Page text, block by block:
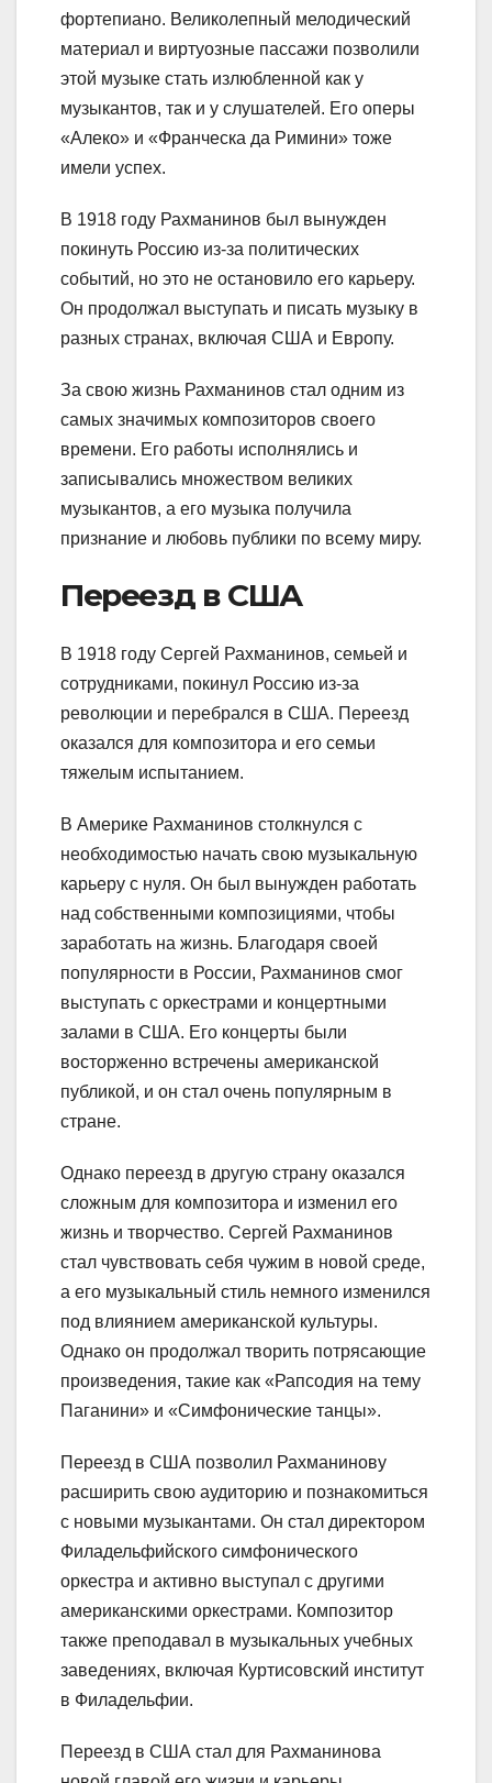
фортепиано. Великолепный мелодический
материал и виртуозные пассажи позволили
этой музыке стать излюбленной как у
музыкантов, так и у слушателей. Его оперы
«Алеко» и «Франческа да Римини» тоже
имели успех.
В 1918 году Рахманинов был вынужден
покинуть Россию из-за политических
событий, но это не остановило его карьеру.
Он продолжал выступать и писать музыку в
разных странах, включая США и Европу.
За свою жизнь Рахманинов стал одним из
самых значимых композиторов своего
времени. Его работы исполнялись и
записывались множеством великих
музыкантов, а его музыка получила
признание и любовь публики по всему миру.
Переезд в США
В 1918 году Сергей Рахманинов, семьей и
сотрудниками, покинул Россию из-за
революции и перебрался в США. Переезд
оказался для композитора и его семьи
тяжелым испытанием.
В Америке Рахманинов столкнулся с
необходимостью начать свою музыкальную
карьеру с нуля. Он был вынужден работать
над собственными композициями, чтобы
заработать на жизнь. Благодаря своей
популярности в России, Рахманинов смог
выступать с оркестрами и концертными
залами в США. Его концерты были
восторженно встречены американской
публикой, и он стал очень популярным в
стране.
Однако переезд в другую страну оказался
сложным для композитора и изменил его
жизнь и творчество. Сергей Рахманинов
стал чувствовать себя чужим в новой среде,
а его музыкальный стиль немного изменился
под влиянием американской культуры.
Однако он продолжал творить потрясающие
произведения, такие как «Рапсодия на тему
Паганини» и «Симфонические танцы».
Переезд в США позволил Рахманинову
расширить свою аудиторию и познакомиться
с новыми музыкантами. Он стал директором
Филадельфийского симфонического
оркестра и активно выступал с другими
американскими оркестрами. Композитор
также преподавал в музыкальных учебных
заведениях, включая Куртисовский институт
в Филадельфии.
Переезд в США стал для Рахманинова